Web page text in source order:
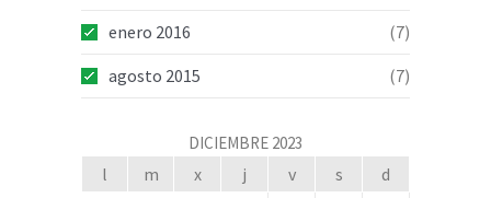
enero 2016
(7)
agosto 2015
(7)
DICIEMBRE 2023
l m x j v s
d